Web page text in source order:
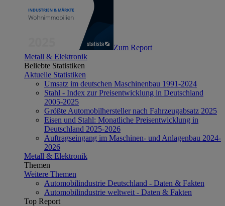
Zum Report
Metall & Elektronik
Beliebte Statistiken
Aktuelle Statistiken
Umsatz im deutschen Maschinenbau 1991-2024
Stahl - Index zur Preisentwicklung in Deutschland
2005-2025
Größte Automobilhersteller nach Fahrzeugabsatz 2025
Eisen und Stahl: Monatliche Preisentwicklung in
Deutschland 2025-2026
Auftragseingang im Maschinen- und Anlagenbau 2024-
2026
Metall & Elektronik
Themen
Weitere Themen
Automobilindustrie Deutschland - Daten & Fakten
Automobilindustrie weltweit - Daten & Fakten
Top Report